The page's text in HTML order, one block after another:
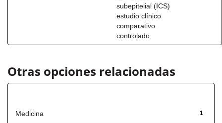
subepitelial (ICS)
estudio clínico
comparativo
controlado
Otras opciones relacionadas
1
Medicina